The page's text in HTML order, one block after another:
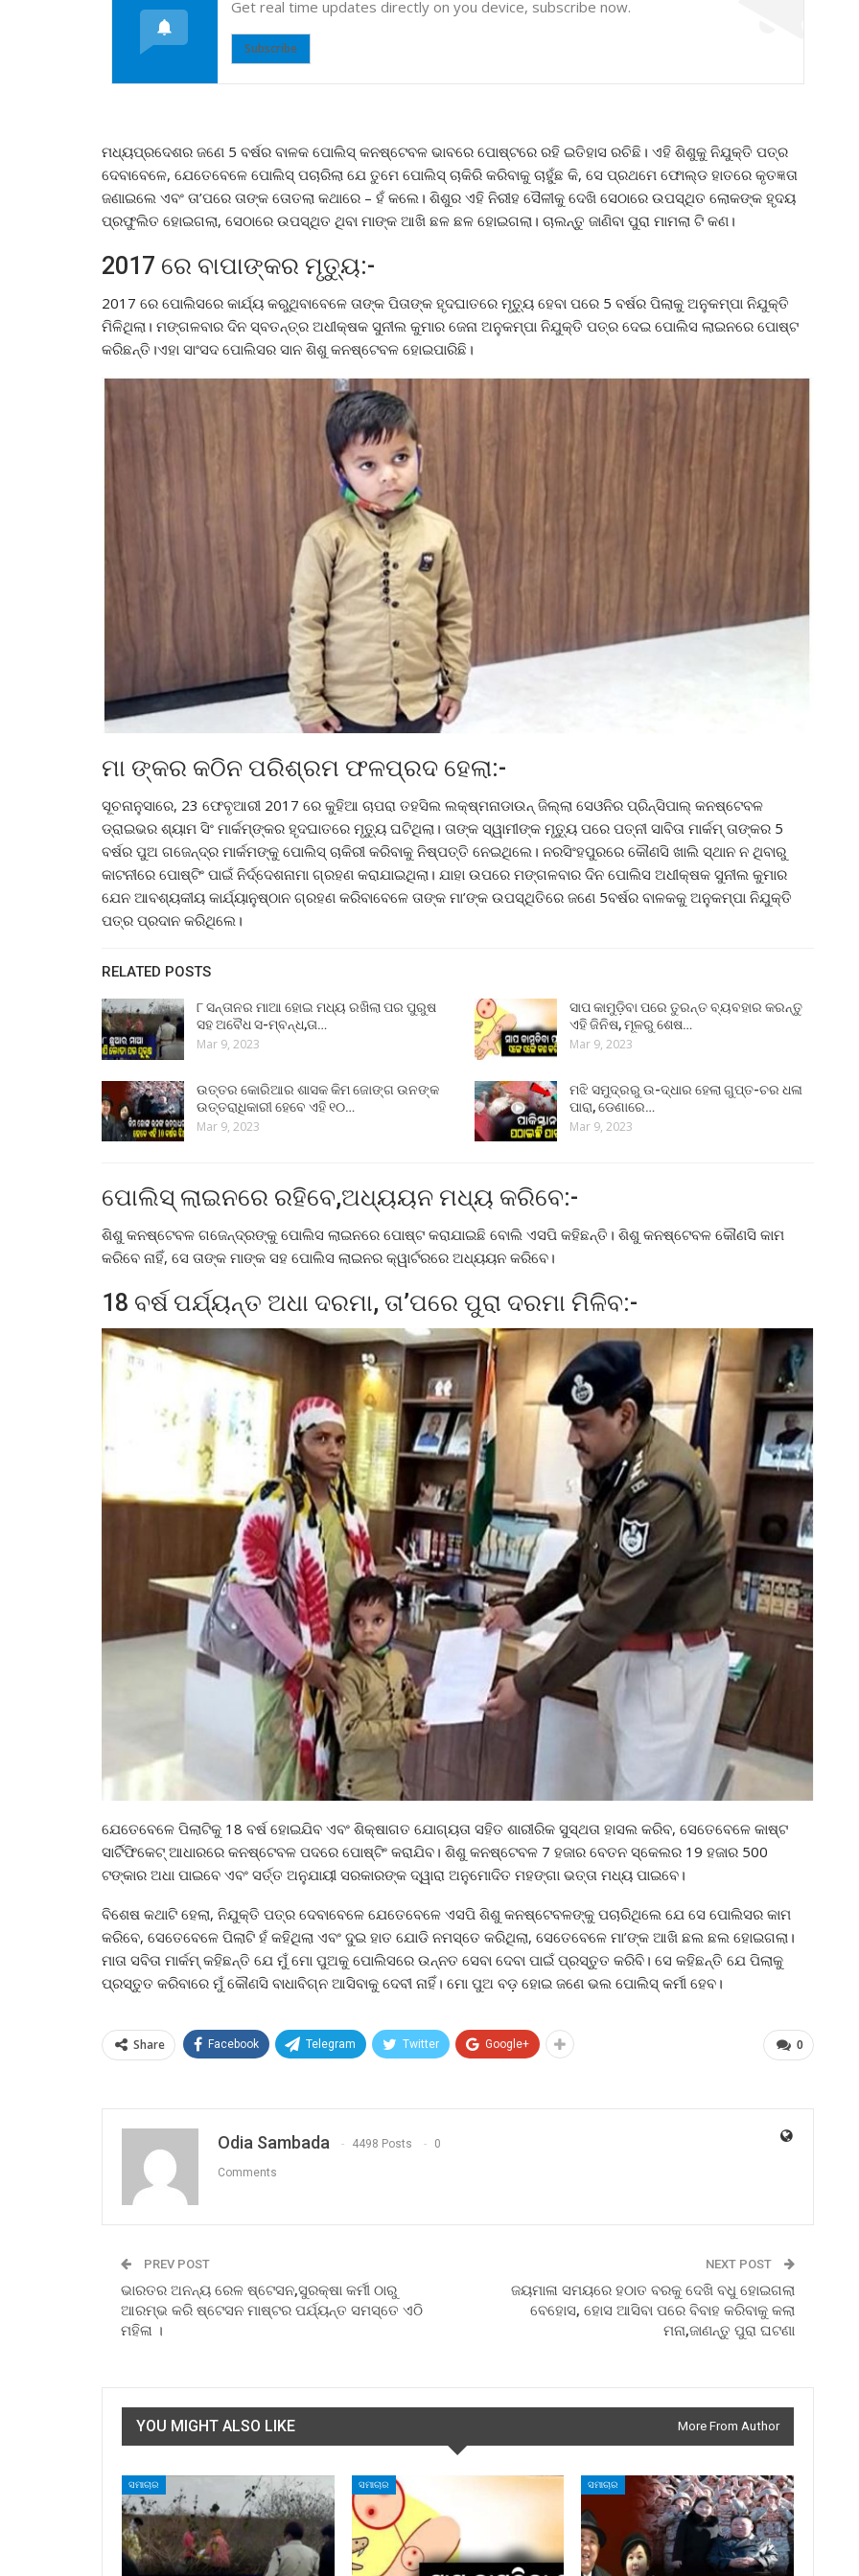
Get real time updates directly on you device, subscribe now.
Subscribe
ମଧ୍ୟପ୍ରଦେଶର ଜଣେ 5 ବର୍ଷର ବାଳକ ପୋଲିସ୍ କନଷ୍ଟେବଳ ଭାବରେ ପୋଷ୍ଟରେ ରହି ଇତିହାସ ରଚିଛି। ଏହି ଶିଶୁକୁ ନିଯୁକ୍ତି ପତ୍ର
ଦେବାବେଳେ, ଯେତେବେଳେ ପୋଲିସ୍ ପଚାରିଲା ଯେ ତୁମେ ପୋଲିସ୍ ଚାକିରି କରିବାକୁ ଚାହୁଁଛ କି, ସେ ପ୍ରଥମେ ଫୋଲ୍ଡ ହାତରେ କୃତଜ୍ଞତା
ଜଣାଇଲେ ଏବଂ ତା’ପରେ ତାଙ୍କ ତୋତଲା କଥାରେ – ହଁ କଲେ। ଶିଶୁର ଏହି ନିରୀହ ସୈଳୀକୁ ଦେଖି ସେଠାରେ ଉପସ୍ଥିତ ଲୋକଙ୍କ ହୃଦୟ
ପ୍ରଫୁଲିତ ହୋଇଗଲା, ସେଠାରେ ଉପସ୍ଥିତ ଥିବା ମାଙ୍କ ଆଖି ଛଳ ଛଳ ହୋଇଗଲା। ଚାଲନ୍ତୁ ଜାଣିବା ପୁରା ମାମଲା ଟି କଣ।
2017 ରେ ବାପାଙ୍କର ମୃତ୍ୟୁ:-
2017 ରେ ପୋଲିସରେ କାର୍ଯ୍ୟ କରୁଥିବାବେଳେ ତାଙ୍କ ପିତାଙ୍କ ହୃଦଘାତରେ ମୃତ୍ୟୁ ହେବା ପରେ 5 ବର୍ଷର ପିଲାକୁ ଅନୁକମ୍ପା ନିଯୁକ୍ତି
ମିଳିଥିଲା। ମଙ୍ଗଳବାର ଦିନ ସ୍ବତନ୍ତ୍ର ଅଧୀକ୍ଷକ ସୁନୀଲ କୁମାର ଜେନା ଅନୁକମ୍ପା ନିଯୁକ୍ତି ପତ୍ର ଦେଇ ପୋଲିସ ଲାଇନରେ ପୋଷ୍ଟ
କରିଛନ୍ତି।ଏହା ସାଂସଦ ପୋଲିସର ସାନ ଶିଶୁ କନଷ୍ଟେବଳ ହୋଇପାରିଛି।
ମା ଙ୍କର କଠିନ ପରିଶ୍ରମ ଫଳପ୍ରଦ ହେଲା:-
ସୂଚନାନୁସାରେ, 23 ଫେବୃଆରୀ 2017 ରେ କୁହିଆ ଚାପରା ତହସିଲ ଲକ୍ଷ୍ମନାଡାଉନ୍ ଜିଲ୍ଲା ସେଓନିର ପ୍ରିନ୍ସିପାଲ୍ କନଷ୍ଟେବଳ
ଡ୍ରାଇଭର ଶ୍ୟାମ ସିଂ ମାର୍କମ୍ଙ୍କର ହୃଦଘାତରେ ମୃତ୍ୟୁ ଘଟିଥିଲା। ତାଙ୍କ ସ୍ୱାମୀଙ୍କ ମୃତ୍ୟୁ ପରେ ପତ୍ନୀ ସାବିତା ମାର୍କମ୍ ତାଙ୍କର 5
ବର୍ଷର ପୁଅ ଗଜେନ୍ଦ୍ର ମାର୍କମଙ୍କୁ ପୋଲିସ୍ ଚାକିରୀ କରିବାକୁ ନିଷ୍ପତ୍ତି ନେଇଥିଲେ। ନରସିଂହପୁରରେ କୌଣସି ଖାଲି ସ୍ଥାନ ନ ଥିବାରୁ
କାଟନୀରେ ପୋଷ୍ଟିଂ ପାଇଁ ନିର୍ଦ୍ଦେଶନାମା ଗ୍ରହଣ କରାଯାଇଥିଲା। ଯାହା ଉପରେ ମଙ୍ଗଳବାର ଦିନ ପୋଲିସ ଅଧୀକ୍ଷକ ସୁନୀଲ କୁମାର
ଯେନ ଆବଶ୍ୟକୀୟ କାର୍ଯ୍ୟାନୁଷ୍ଠାନ ଗ୍ରହଣ କରିବାବେଳେ ତାଙ୍କ ମା’ଙ୍କ ଉପସ୍ଥିତିରେ ଜଣେ 5ବର୍ଷର ବାଳକକୁ ଅନୁକମ୍ପା ନିଯୁକ୍ତି
ପତ୍ର ପ୍ରଦାନ କରିଥିଲେ।
RELATED POSTS
୮ ସନ୍ତାନର ମାଆ ହୋଇ ମଧ୍ୟ ରଖିଲା ପର ପୁରୁଷ
ସହ ଅବୈଧ ସ-ମ୍ବନ୍ଧ,ତା…
Mar 9, 2023
ସାପ କାମୁଡ଼ିବା ପରେ ତୁରନ୍ତ ବ୍ୟବହାର କରନ୍ତୁ
ଏହି ଜିନିଷ, ମୂଳରୁ ଶେଷ…
Mar 9, 2023
ଉତ୍ତର କୋରିଆର ଶାସକ କିମ ଜୋଙ୍ଗ ଉନଙ୍କ
ଉତ୍ତରାଧିକାରୀ ହେବେ ଏହି ୧୦…
Mar 9, 2023
ମଝି ସମୁଦ୍ରରୁ ଉ-ଦ୍ଧାର ହେଲା ଗୁପ୍ତ-ଚର ଧଳା
ପାରା, ଡେଣାରେ…
Mar 9, 2023
ପୋଲିସ୍ ଲାଇନରେ ରହିବେ,ଅଧ୍ୟୟନ ମଧ୍ୟ କରିବେ:-
ଶିଶୁ କନଷ୍ଟେବଳ ଗଜେନ୍ଦ୍ରଙ୍କୁ ପୋଲିସ ଲାଇନରେ ପୋଷ୍ଟ କରାଯାଇଛି ବୋଲି ଏସପି କହିଛନ୍ତି। ଶିଶୁ କନଷ୍ଟେବଳ କୌଣସି କାମ
କରିବେ ନାହିଁ, ସେ ତାଙ୍କ ମାଙ୍କ ସହ ପୋଲିସ ଲାଇନର କ୍ୱାର୍ଟରରେ ଅଧ୍ୟୟନ କରିବେ।
18 ବର୍ଷ ପର୍ଯ୍ୟନ୍ତ ଅଧା ଦରମା, ତା’ପରେ ପୁରା ଦରମା ମିଳିବ:-
ଯେତେବେଳେ ପିଲାଟିକୁ 18 ବର୍ଷ ହୋଇଯିବ ଏବଂ ଶିକ୍ଷାଗତ ଯୋଗ୍ୟତା ସହିତ ଶାରୀରିକ ସୁସ୍ଥତା ହାସଲ କରିବ, ସେତେବେଳେ କାଷ୍ଟ
ସାର୍ଟିଫିକେଟ୍ ଆଧାରରେ କନଷ୍ଟେବଳ ପଦରେ ପୋଷ୍ଟିଂ କରାଯିବ। ଶିଶୁ କନଷ୍ଟେବଳ 7 ହଜାର ବେତନ ସ୍କେଲର 19 ହଜାର 500
ଟଙ୍କାର ଅଧା ପାଇବେ ଏବଂ ସର୍ତ୍ତ ଅନୁଯାୟୀ ସରକାରଙ୍କ ଦ୍ୱାରା ଅନୁମୋଦିତ ମହଙ୍ଗା ଭତ୍ତା ମଧ୍ୟ ପାଇବେ।
ବିଶେଷ କଥାଟି ହେଲା, ନିଯୁକ୍ତି ପତ୍ର ଦେବାବେଳେ ଯେତେବେଳେ ଏସପି ଶିଶୁ କନଷ୍ଟେବଳଙ୍କୁ ପଚାରିଥିଲେ ଯେ ସେ ପୋଲିସର କାମ
କରିବେ, ସେତେବେଳେ ପିଲାଟି ହଁ କହିଥିଲା ଏବଂ ଦୁଇ ହାତ ଯୋଡି ନମସ୍ତେ କରିଥିଲା, ସେତେବେଳେ ମା’ଙ୍କ ଆଖି ଛଲ ଛଲ ହୋଇଗଲା।
ମାତା ସବିତା ମାର୍କମ୍ କହିଛନ୍ତି ଯେ ମୁଁ ମୋ ପୁଅକୁ ପୋଲିସରେ ଉନ୍ନତ ସେବା ଦେବା ପାଇଁ ପ୍ରସ୍ତୁତ କରିବି। ସେ କହିଛନ୍ତି ଯେ ପିଲାକୁ
ପ୍ରସ୍ତୁତ କରିବାରେ ମୁଁ କୌଣସି ବାଧାବିଗ୍ନ ଆସିବାକୁ ଦେବୀ ନାହିଁ। ମୋ ପୁଅ ବଡ଼ ହୋଇ ଜଣେ ଭଲ ପୋଲିସ୍ କର୍ମୀ ହେବ।
0
Share Facebook Telegram Twitter Google+
Odia Sambada 4498 Posts 0
Comments
PREV POST
ଭାରତର ଅନନ୍ୟ ରେଳ ଷ୍ଟେସନ,ସୁରକ୍ଷା କର୍ମୀ ଠାରୁ
ଆରମ୍ଭ କରି ଷ୍ଟେସନ ମାଷ୍ଟର ପର୍ଯ୍ୟନ୍ତ ସମସ୍ତେ ଏଠି
ମହିଳା ।
NEXT POST
ଜୟମାଳା ସମୟରେ ହଠାତ ବରକୁ ଦେଖି ବଧୁ ହୋଇଗଲା
ବେହୋସ, ହୋସ ଆସିବା ପରେ ବିବାହ କରିବାକୁ କଲା
ମନା,ଜାଣନ୍ତୁ ପୁରା ଘଟଣା
YOU MIGHT ALSO LIKE More From Author
ସମାଚାର ସମାଚାର ସମାଚାର